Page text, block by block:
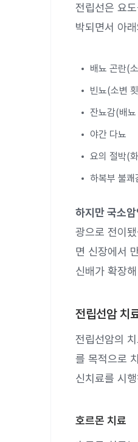
전립선은 요
박되면서 아
배뇨 곤란(
빈뇨(소변
잔뇨감(배
야간 다뇨
요의 절박(
하복부 불쾌
하지만 국소
광으로 전이
면 신장에서
신배가 확장
전립선암 치
전립선암의
를 목적으로
신치료를 시
호르몬 치료